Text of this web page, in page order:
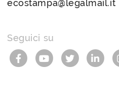
ecostampa@legalmail.it
Seguici su